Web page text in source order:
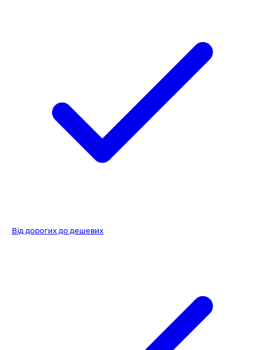
Від дорогих до дешевих